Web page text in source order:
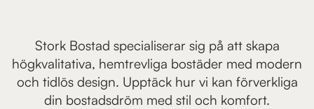
Stork Bostad specialiserar sig på att skapa
högkvalitativa, hemtrevliga bostäder med modern
och tidlös design. Upptäck hur vi kan förverkliga
din bostadsdröm med stil och komfort.